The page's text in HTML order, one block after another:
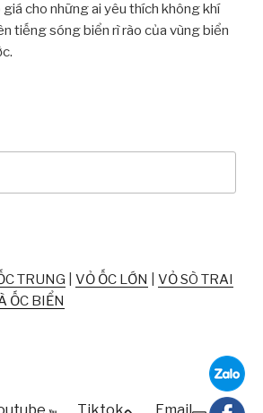
cho những ai yêu thích không khí
tiếng sóng biển rì rào của vùng biển
TRUNG VỎ ỐC LỚN
VỎ SÒ TRAI
ỐC BIỂN